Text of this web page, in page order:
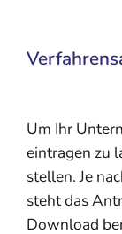
Um Ihr
eintragen zu
stellen.Je
steht das
Download